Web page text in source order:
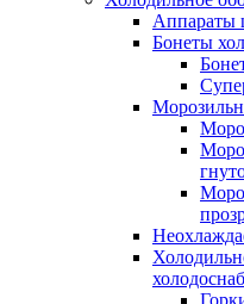
Аппараты
Бонеты